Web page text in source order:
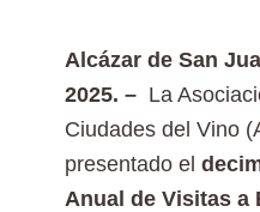
Alcázar de San
2025. – La
Ciudades del Vino
presentado el
Anual de Visitas a